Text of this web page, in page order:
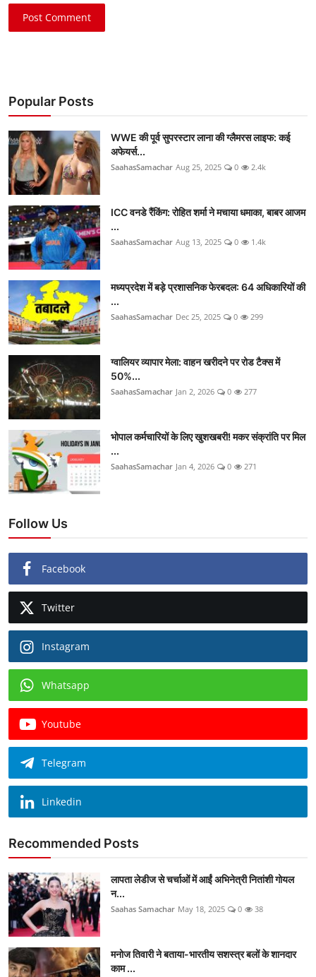
Post Comment
Popular Posts
WWE की पूर्व सुपरस्टार लाना की ग्लैमरस लाइफ: कई
अफेयर्स...
SaahasSamachar Aug 25, 2025 0 2.4k
ICC वनडे रैंकिंग: रोहित शर्मा ने मचाया धमाका, बाबर आजम
...
SaahasSamachar Aug 13, 2025 0 1.4k
मध्यप्रदेश में बड़े प्रशासनिक फेरबदल: 64 अधिकारियों की
...
SaahasSamachar Dec 25, 2025 0 299
ग्वालियर व्यापार मेला: वाहन खरीदने पर रोड टैक्स में
50%...
SaahasSamachar Jan 2, 2026 0 277
भोपाल कर्मचारियों के लिए खुशखबरी! मकर संक्रांति पर मिल
...
SaahasSamachar Jan 4, 2026 0 271
Follow Us
Facebook
Twitter
Instagram
Whatsapp
Youtube
Telegram
Linkedin
Recommended Posts
लापता लेडीज से चर्चाओं में आईं अभिनेत्री नितांशी गोयल
न...
Saahas Samachar May 18, 2025 0 38
मनोज तिवारी ने बताया-भारतीय सशस्त्र बलों के शानदार
काम ...